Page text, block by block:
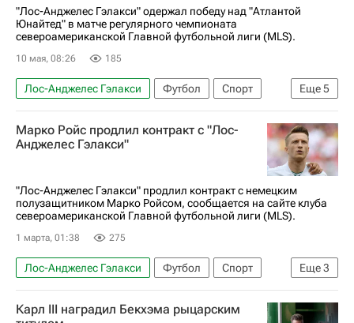
Лига чемпионов УЕФА 2026-2027
Major League Soccer 2025
Чемпионат Испании по футболу
"Лос-Анджелес Гэлакси" одержал победу над "Атлантой
Юнайтед" в матче регулярного чемпионата
североамериканской Главной футбольной лиги (MLS).
10 мая, 08:26 185
Еще5
Лос-Анджелес Гэлакси Футбол
Спорт
Атланта
Алексей Миранчук
Магомед-Шапи Сулейманов
Марко Ройс продлил контракт с "Лос-
Анджелес Гэлакси"
"Лос-Анджелес Гэлакси" продлил контракт с немецким
полузащитником Марко Ройсом, сообщается на сайте клуба
североамериканской Главной футбольной лиги (MLS).
1 марта, 01:38 275
Еще3
Лос-Анджелес Гэлакси Футбол
Спорт
Марко Ройс
Боруссия (Дортмунд)
Major League Soccer 2025
Карл III наградил Бекхэма рыцарским